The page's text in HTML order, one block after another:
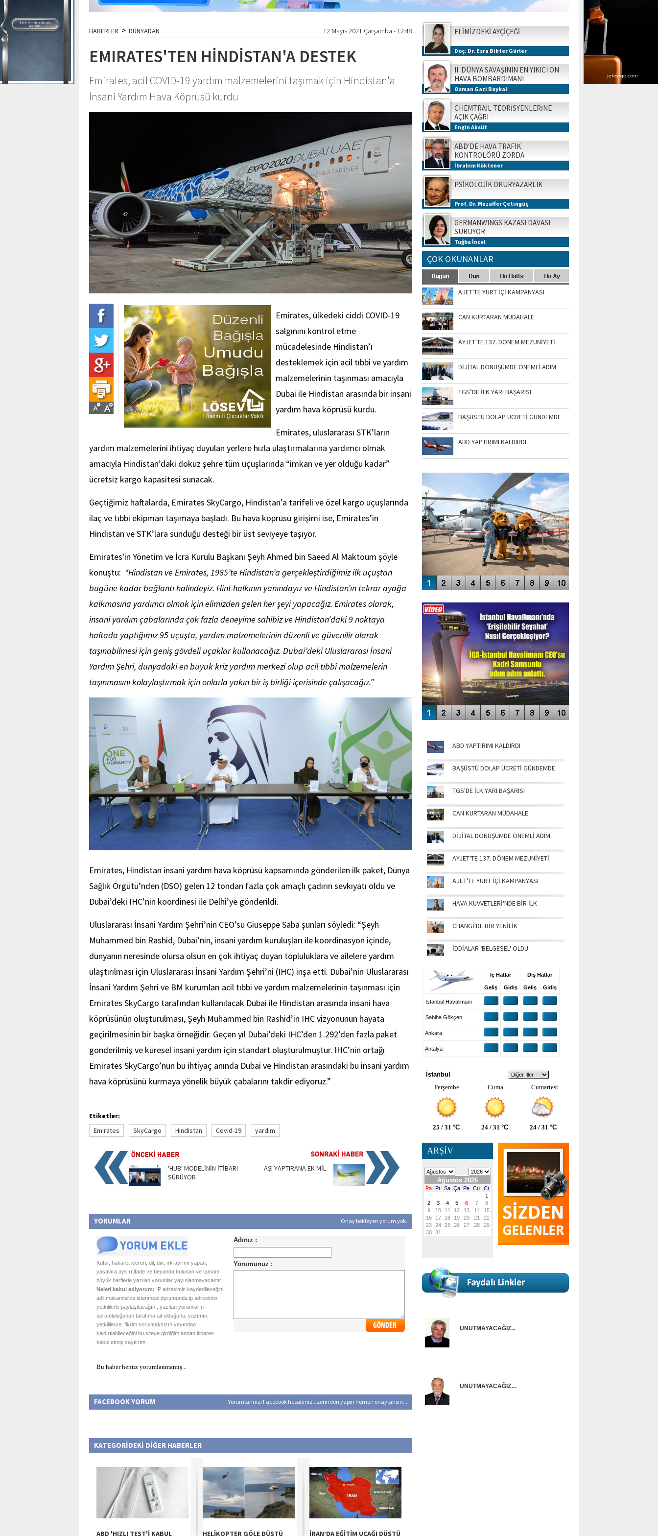
HABERLER > DÜNYADAN 12 Mayıs 2021 Çarşamba - 12:48
EMIRATES'TEN HİNDİSTAN'A DESTEK
Emirates, acil COVID-19 yardım malzemelerini taşımak için Hindistan'a
İnsani Yardım Hava Köprüsü kurdu
Emirates, ülkedeki ciddi COVID-19
salgınını kontrol etme
mücadelesinde Hindistan’ı
desteklemek için acil tıbbi ve yardım
malzemelerinin taşınması amacıyla
Dubai ile Hindistan arasında bir insani
yardım hava köprüsü kurdu.
Emirates, uluslararası STK’ların
yardım malzemelerini ihtiyaç duyulan yerlere hızla ulaştırmalarına yardımcı olmak
amacıyla Hindistan’daki dokuz şehre tüm uçuşlarında “imkan ve yer olduğu kadar”
ücretsiz kargo kapasitesi sunacak.
Geçtiğimiz haftalarda, Emirates SkyCargo, Hindistan’a tarifeli ve özel kargo uçuşlarında
ilaç ve tıbbi ekipman taşımaya başladı. Bu hava köprüsü girişimi ise, Emirates’in
Hindistan ve STK’lara sunduğu desteği bir üst seviyeye taşıyor.
Emirates'in Yönetim ve İcra Kurulu Başkanı Şeyh Ahmed bin Saeed Al Maktoum şöyle
konuştu: “Hindistan ve Emirates, 1985’te Hindistan’a gerçekleştirdiğimiz ilk uçuştan
bugüne kadar bağlantı halindeyiz. Hint halkının yanındayız ve Hindistan’ın tekrar ayağa
kalkmasına yardımcı olmak için elimizden gelen her şeyi yapacağız. Emirates olarak,
insani yardım çabalarında çok fazla deneyime sahibiz ve Hindistan’daki 9 noktaya
haftada yaptığımız 95 uçuşta, yardım malzemelerinin düzenli ve güvenilir olarak
taşınabilmesi için geniş gövdeli uçaklar kullanacağız. Dubai’deki Uluslararası İnsani
Yardım Şehri, dünyadaki en büyük kriz yardım merkezi olup acil tıbbi malzemelerin
taşınmasını kolaylaştırmak için onlarla yakın bir iş birliği içerisinde çalışacağız.”
Emirates, Hindistan insani yardım hava köprüsü kapsamında gönderilen ilk paket, Dünya
Sağlık Örgütü’nden (DSÖ) gelen 12 tondan fazla çok amaçlı çadırın sevkıyatı oldu ve
Dubai’deki IHC’nin koordinesi ile Delhi’ye gönderildi.
Uluslararası İnsani Yardım Şehri’nin CEO’su Giuseppe Saba şunları söyledi: “Şeyh
Muhammed bin Rashid, Dubai’nin, insani yardım kuruluşları ile koordinasyon içinde,
dünyanın neresinde olursa olsun en çok ihtiyaç duyan topluluklara ve ailelere yardım
ulaştırılması için Uluslararası İnsani Yardım Şehri’ni (IHC) inşa etti. Dubai’nin Uluslararası
İnsani Yardım Şehri ve BM kurumları acil tıbbi ve yardım malzemelerinin taşınması için
Emirates SkyCargo tarafından kullanılacak Dubai ile Hindistan arasında insani hava
köprüsünün oluşturulması, Şeyh Muhammed bin Rashid’in IHC vizyonunun hayata
geçirilmesinin bir başka örneğidir. Geçen yıl Dubai’deki IHC’den 1.292’den fazla paket
gönderilmiş ve küresel insani yardım için standart oluşturulmuştur. IHC’nin ortağı
Emirates SkyCargo’nun bu ihtiyaç anında Dubai ve Hindistan arasındaki bu insani yardım
hava köprüsünü kurmaya yönelik büyük çabalarını takdir ediyoruz.”
Etiketler:
Emirates
SkyCargo Hindistan Covid-19 yardım
'HUB' MODELİNİN İTİBARI
SÜRÜYOR
AŞI YAPTIRANA EK MİL
YORUMLAR Onay bekleyen yorum yok.
Küfür, hakaret içeren; dil, din, ırk ayrımı yapan;
yasalara aykırı ifade ve beyanda bulunan ve tamamı
büyük harflerle yazılan yorumlar yayınlanmayacaktır.
Neleri kabul ediyorum: IP adresimin kaydedileceğini,
adli makamlarca istenmesi durumunda ip adresimin
yetkililerle paylaşılacağını, yazılan yorumların
sorumluluğunun tarafıma ait olduğunu, yazımın,
yetkililerce, fikrim sorulmaksızın yayından
kaldırılabileceğini bu siteye girdiğim andan itibaren
kabul etmiş sayılırım.
Bu haber henüz yorumlanmamış...
FACEBOOK YORUM Yorumlarınızı Facebook hesabınız üzerinden yapın hemen onaylansın...
KATEGORİDEKİ DİĞER HABERLER
ABD 'HIZLI TEST'İ KABUL HELİKOPTER GÖLE DÜŞTÜ İRAN’DA EĞİTİM UÇAĞI DÜŞTÜ
ELİMİZDEKİ AYÇİÇEĞİ
Doç. Dr. Esra Bihter Gürler
II. DÜNYA SAVAŞININ EN YIKICI ON
HAVA BOMBARDIMANI
Osman Gazi Baykal
CHEMTRAIL TEORİSYENLERİNE
AÇIK ÇAĞRI
Engin Aksüt
ABD'DE HAVA TRAFİK
KONTROLÖRÜ ZORDA
İbrahim Köktener
PSİKOLOJİK OKURYAZARLIK
Prof. Dr. Muzaffer Çetingüç
GERMANWINGS KAZASI DAVASI
SÜRÜYOR
Tuğba İncel
ÇOK OKUNANLAR
AJET'TE YURT İÇİ KAMPANYASI
CAN KURTARAN MÜDAHALE
AYJET'TE 137. DÖNEM MEZUNİYETİ
DİJİTAL DÖNÜŞÜMDE ÖNEMLİ ADIM
TGS’DE İLK YARI BAŞARISI
BAŞÜSTÜ DOLAP ÜCRETİ GÜNDEMDE
ABD YAPTIRIMI KALDIRDI
SİNGAPUR AIRSHOW-2020
ENGELLERİN AŞILDIĞI HAVALİMANI
ABD YAPTIRIMI KALDIRDI
BAŞÜSTÜ DOLAP ÜCRETİ GÜNDEMDE
TGS'DE İLK YARI BAŞARISI
CAN KURTARAN MÜDAHALE
DİJİTAL DÖNÜŞÜMDE ÖNEMLİ ADIM
AYJET'TE 137. DÖNEM MEZUNİYETİ
AJET'TE YURT İÇİ KAMPANYASI
HAVA KUVVETLERİ'NDE BİR İLK
CHANGİ'DE BİR YENİLİK
İDDİALAR ‘BELGESEL' OLDU
İç Hatlar Dış Hatlar
Geliş Gidiş Geliş Gidiş
İstanbul Havalimanı
Sabiha Gökçen
Ankara
Antalya
İstanbul
Perşembe
Cuma Cumartesi
25 / 31 °C 24 / 31 °C 24 / 31 °C
ARŞİV
UNUTMAYACAĞIZ...
UNUTMAYACAĞIZ…